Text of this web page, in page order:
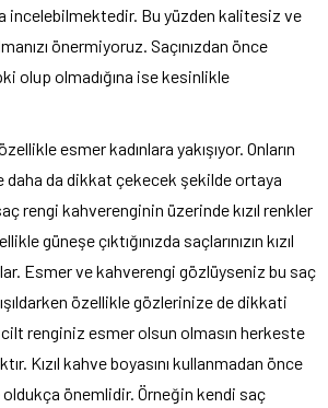
incelebilmektedir. Bu yüzden kalitesiz ve
önermiyoruz. Saçınızdan önce
olup olmadığına ise kesinlikle
esmer kadınlara yakışıyor. Onların
daha da dikkat çekecek şekilde ortaya
rengi kahverenginin üzerinde kızıl renkler
güneşe çıktığınızda saçlarınızın kızıl
Esmer ve kahverengi gözlüyseniz bu saç
özellikle gözlerinize de dikkati
renginiz esmer olsun olmasın herkeste
Kızıl kahve boyasını kullanmadan önce
önemlidir. Örneğin kendi saç